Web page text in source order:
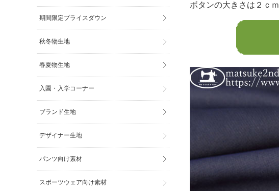
ボタンの大きさは２ｃｍ
期間限定プライスダウン
秋冬物生地
春夏物生地
入園・入学コーナー
ブランド生地
デザイナー生地
パンツ向け素材
スポーツウェア向け素材